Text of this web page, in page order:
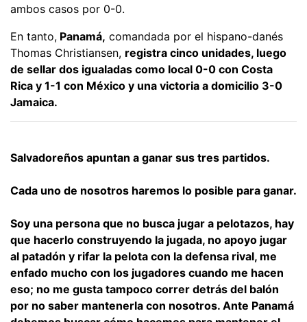
ambos casos por 0-0.
En tanto, Panamá, comandada por el hispano-danés
Thomas Christiansen, registra cinco unidades, luego
de sellar dos igualadas como local 0-0 con Costa
Rica y 1-1 con México y una victoria a domicilio 3-0
Jamaica.
Salvadoreños apuntan a ganar sus tres partidos.
Cada uno de nosotros haremos lo posible para ganar.
Soy una persona que no busca jugar a pelotazos, hay
que hacerlo construyendo la jugada, no apoyo jugar
al patadón y rifar la pelota con la defensa rival, me
enfado mucho con los jugadores cuando me hacen
eso; no me gusta tampoco correr detrás del balón
por no saber mantenerla con nosotros. Ante Panamá